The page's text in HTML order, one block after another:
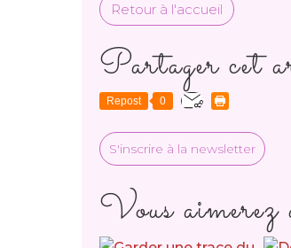
Retour à l'accueil
Partager cet
Repost 0
S'inscrire à la newsletter
Vous aimerez